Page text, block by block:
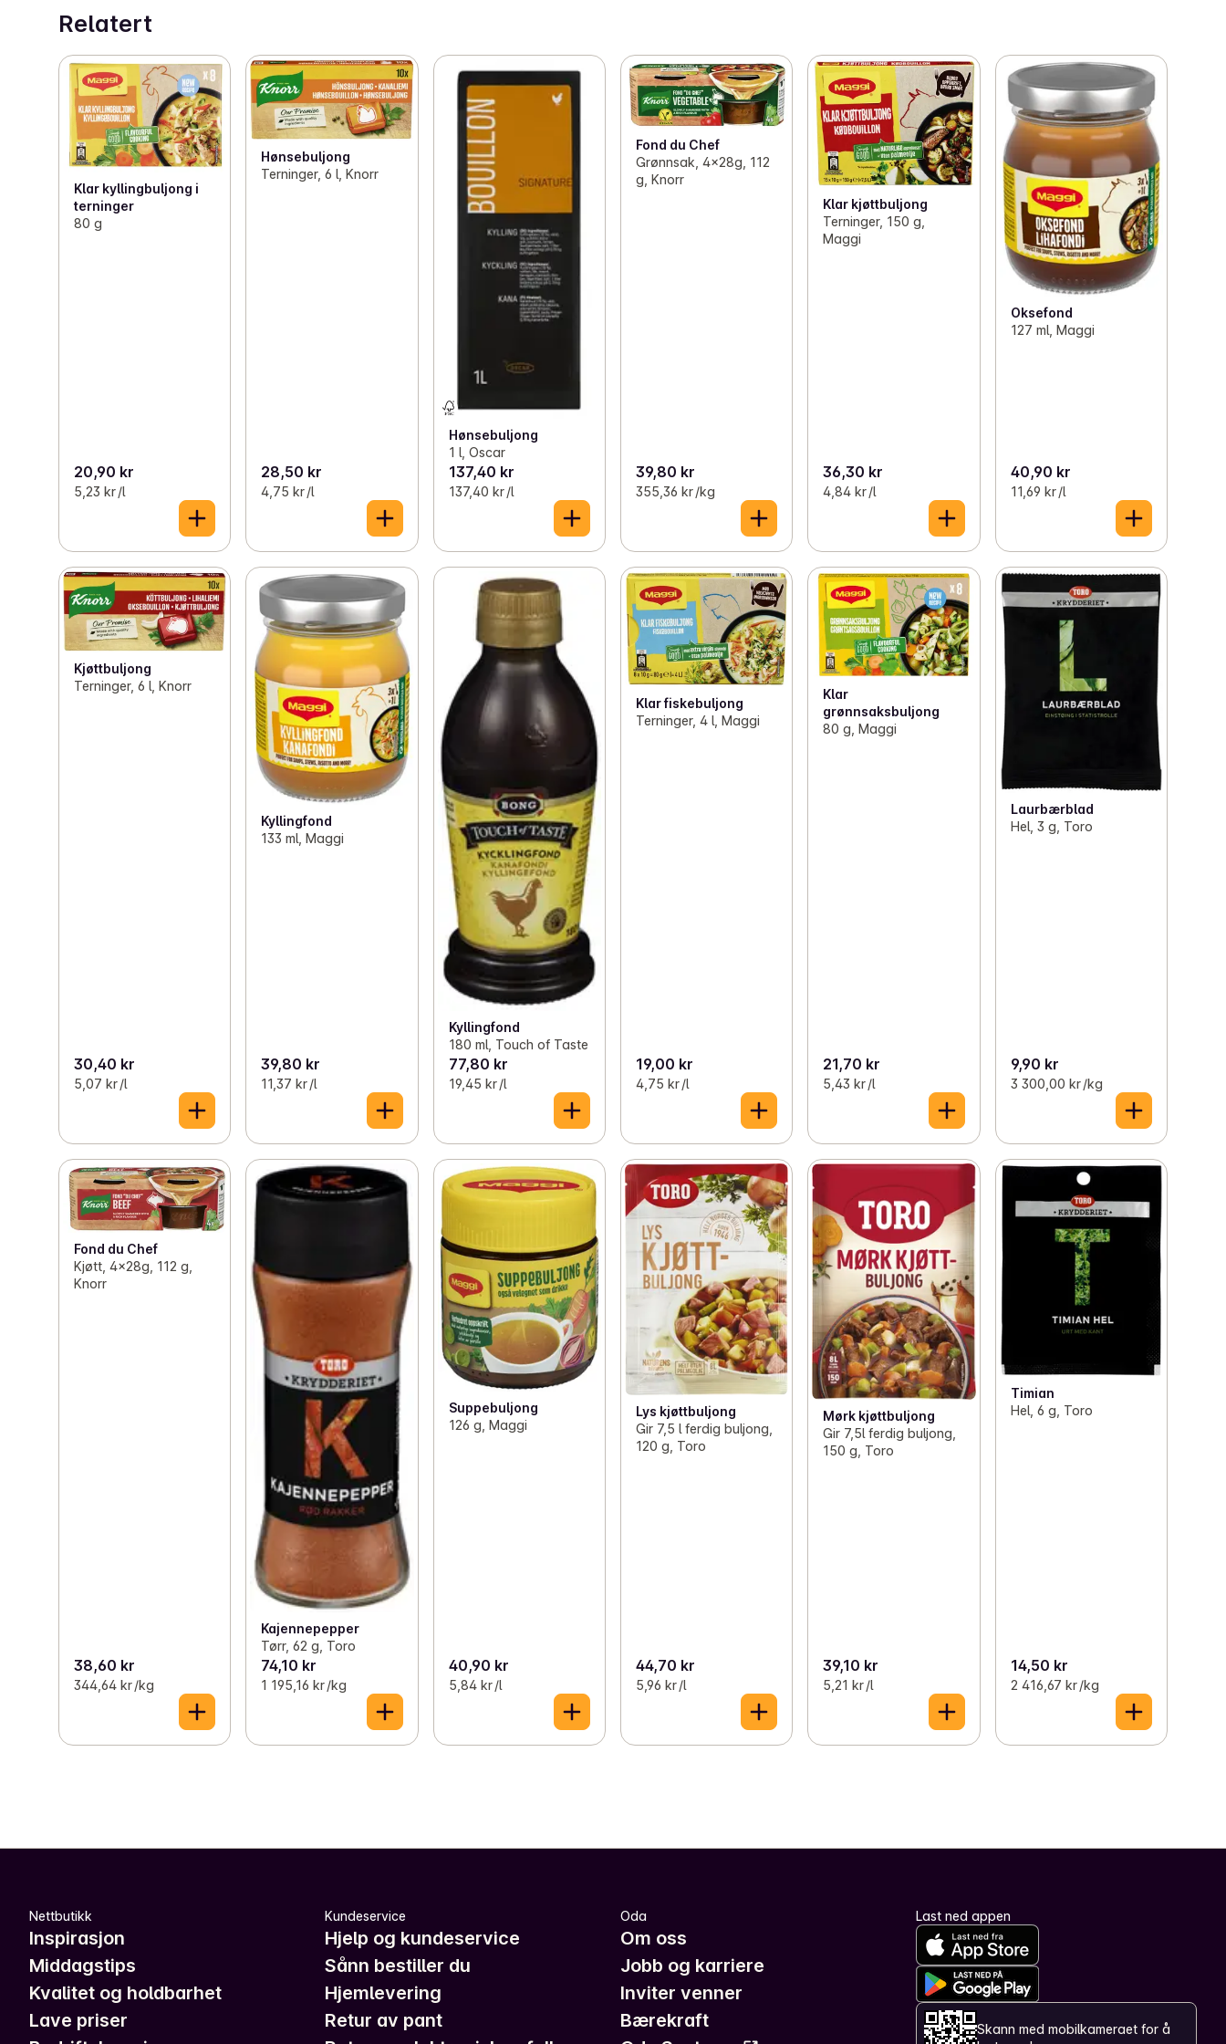
Tilberedningsmetode: Løs opp 1 terning i 0,5 liter
kokende vann
Relatert
Klar kyllingbuljong i
terninger
80 g
20,90 kr
5,23 kr /l
Hønsebuljong
Terninger, 6 l, Knorr
28,50 kr
4,75 kr /l
Hønsebuljong
1 l, Oscar
137,40 kr
137,40 kr /l
Fond du Chef
Grønnsak, 4x28g, 112
g, Knorr
39,80 kr
355,36 kr /kg
Klar kjøttbuljong
Terninger, 150 g,
Maggi
36,30 kr
4,84 kr /l
Oksefond
127 ml, Maggi
40,90 kr
11,69 kr /l
Kjøttbuljong
Terninger, 6 l, Knorr
30,40 kr
5,07 kr /l
Kyllingfond
133 ml, Maggi
39,80 kr
11,37 kr /l
Kyllingfond
180 ml, Touch of Taste
77,80 kr
19,45 kr /l
Klar fiskebuljong
Terninger, 4 l, Maggi
19,00 kr
4,75 kr /l
Klar
grønnsaksbuljong
80 g, Maggi
21,70 kr
5,43 kr /l
Laurbærblad
Hel, 3 g, Toro
9,90 kr
3 300,00 kr /kg
Fond du Chef
Kjøtt, 4x28g, 112 g,
Knorr
38,60 kr
344,64 kr /kg
Kajennepepper
Tørr, 62 g, Toro
74,10 kr
1 195,16 kr /kg
Suppebuljong
126 g, Maggi
40,90 kr
5,84 kr /l
Lys kjøttbuljong
Gir 7,5 l ferdig buljong,
120 g, Toro
44,70 kr
5,96 kr /l
Mørk kjøttbuljong
Gir 7,5l ferdig buljong,
150 g, Toro
39,10 kr
5,21 kr /l
Timian
Hel, 6 g, Toro
14,50 kr
2 416,67 kr /kg
Nettbutikk
Inspirasjon
Middagstips
Kvalitet og holdbarhet
Lave priser
Kundeservice
Hjelp og kundeservice
Sånn bestiller du
Hjemlevering
Retur av pant
Oda
Om oss
Jobb og karriere
Inviter venner
Bærekraft
Last ned appen
Skann med mobilkameraet for å